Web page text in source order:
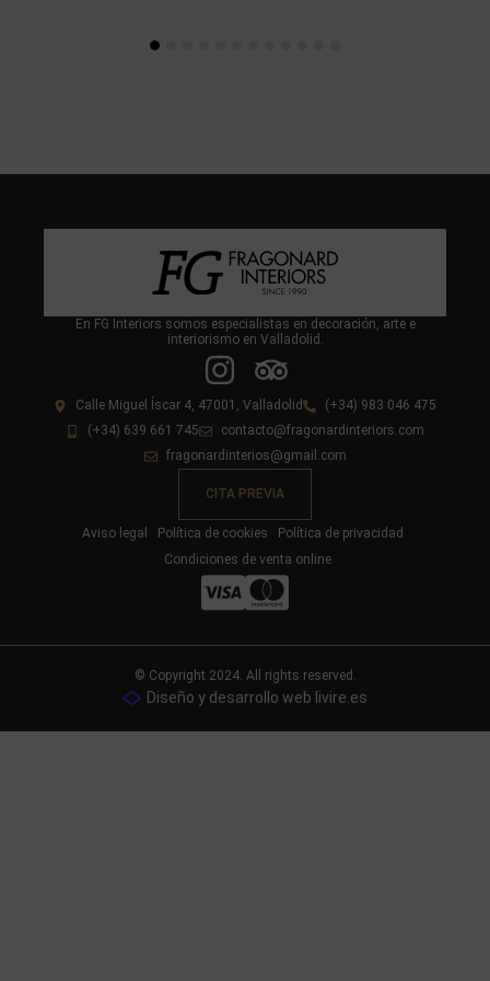
En FG Interiors somos especialistas en decoración, arte e
interiorismo en Valladolid.
Calle Miguel Íscar 4, 47001, Valladolid
(+34) 983 046 475
(+34) 639 661 745
contacto@fragonardinteriors.com
fragonardinterios@gmail.com
CITA PREVIA
Aviso legal Política de cookies
Política de privacidad
Condiciones de venta online
© Copyright 2024. All rights reserved.
Diseño y desarrollo web livire.es